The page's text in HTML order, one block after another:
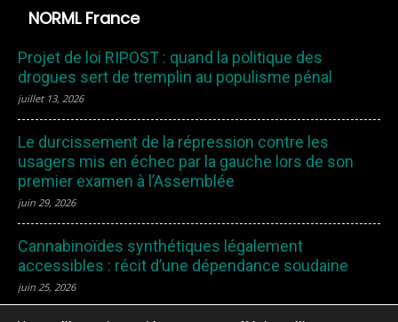
NORML France
Projet de loi RIPOST : quand la politique des
drogues sert de tremplin au populisme pénal
juillet 13, 2026
Le durcissement de la répression contre les
usagers mis en échec par la gauche lors de son
premier examen à l’Assemblée
juin 29, 2026
Cannabinoïdes synthétiques légalement
accessibles : récit d’une dépendance soudaine
juin 25, 2026